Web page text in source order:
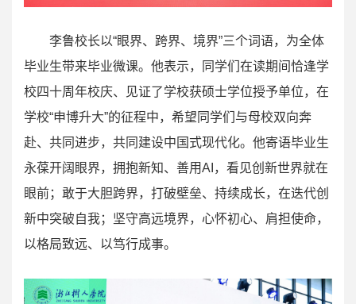
李鲁校长以“眼界、跨界、境界”三个词语，为全体
毕业生带来毕业微课。他表示，同学们在读期间恰逢学
校四十周年校庆、见证了学校获硕士学位授予单位，在
学校“申博升大”的征程中，希望同学们与母校双向奔
赴、共同进步，共同建设中国式现代化。他寄语毕业生
永葆开阔眼界，拥抱新知、善用AI，看见创新世界就在
眼前；敢于大胆跨界，打破壁垒、持续成长，在迭代创
新中突破自我；坚守高远境界，心怀初心、肩担使命，
以格局致远、以笃行成事。